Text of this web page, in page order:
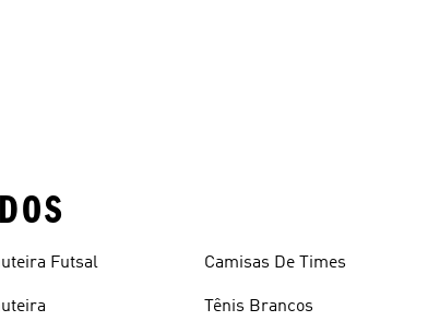
Futsal Camisas De Times
Tênis Brancos